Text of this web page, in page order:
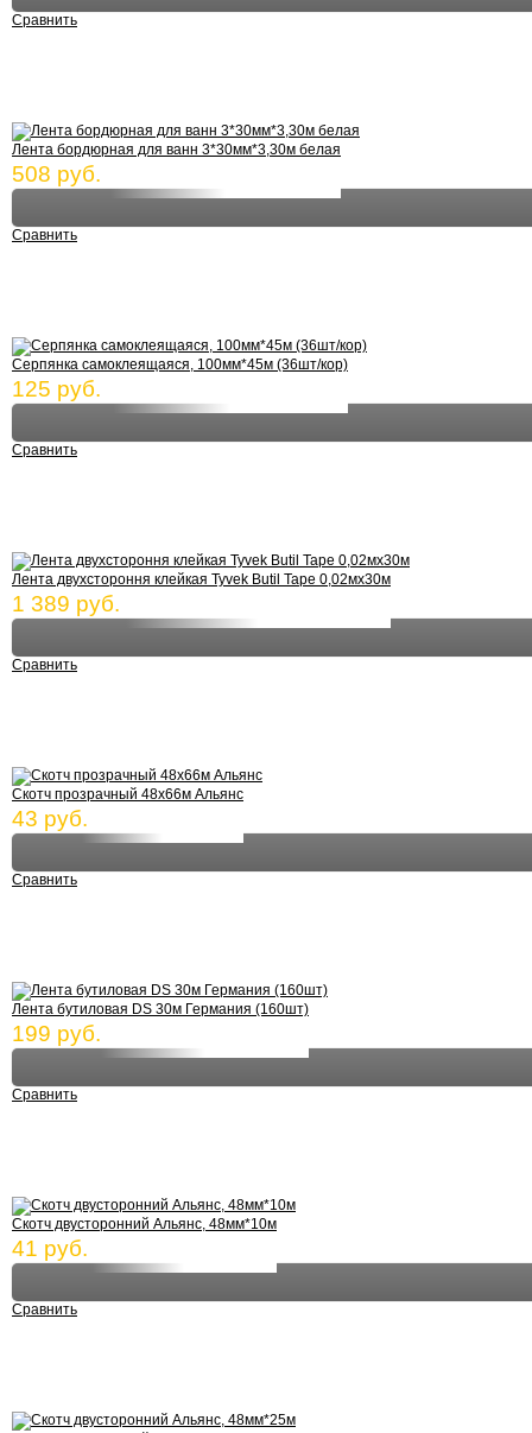
Сравнить
Лента бордюрная для ванн 3*30мм*3,30м белая
508 руб.
Сравнить
Серпянка самоклеящаяся, 100мм*45м (36шт/кор)
125 руб.
Сравнить
Лента двухстороння клейкая Tyvek Butil Tape 0,02мх30м
1 389 руб.
Сравнить
Скотч прозрачный 48х66м Альянс
43 руб.
Сравнить
Лента бутиловая DS 30м Германия (160шт)
199 руб.
Сравнить
Скотч двусторонний Альянс, 48мм*10м
41 руб.
Сравнить